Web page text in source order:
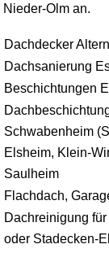
Nieder-Olm an.
Dachdecker
Dachsanierung
Beschichtungen
Schwabenheim
Elsheim, Klein-
Saulheim
Flachdach,
Dachreinigung
oder Stadecken-